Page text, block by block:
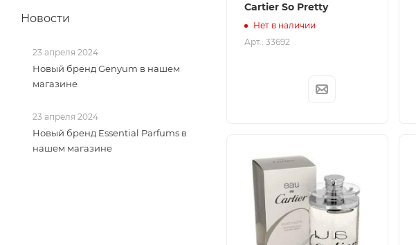
Cartier So Pretty
Нет в наличии
Арт.: 33692
Новости
23 апреля 2024
Новый бренд Genyum в нашем
магазине
23 апреля 2024
Новый бренд Essential Parfums в
нашем магазине